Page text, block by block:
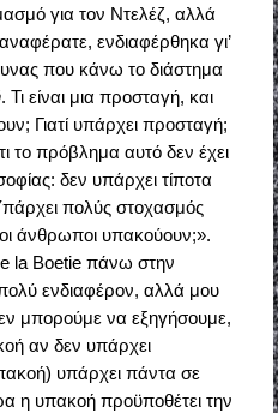
για τον Ντελέζ, αλλά
ενδιαφέρθηκα γι’
που κάνω το διάστημα
. Τι είναι μια προσταγή, και
Γιατί υπάρχει προσταγή;
το πρόβλημα αυτό δεν έχει
δεν υπάρχει τίποτα
πολύς στοχασμός
οι άνθρωποι υπακούουν;».
la Boetie πάνω στην
ενδιαφέρον, αλλά μου
μπορούμε να εξηγήσουμε,
αν δεν υπάρχει
υπάρχει πάντα σε
η υπακοή προϋποθέτει την